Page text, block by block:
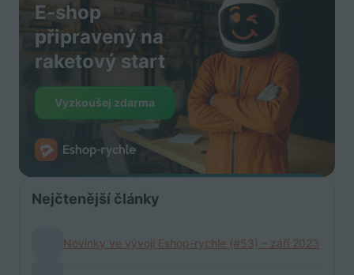
E-shop
připravený na
raketový start
Vyzkoušej zdarma
Nejčtenější články
Novinky ve vývoji Eshop-rychle (#53) – září 2023